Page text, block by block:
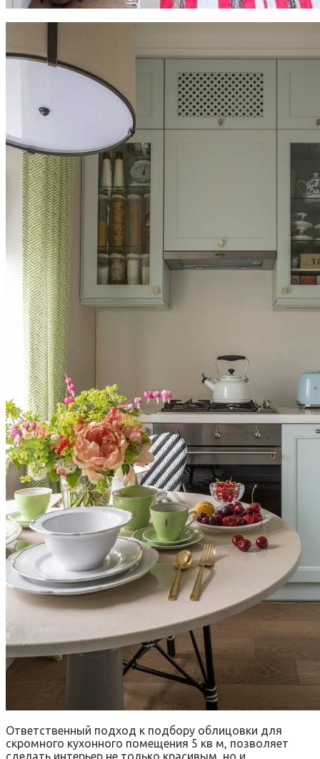
Ответственный подход к подбору облицовки для
скромного кухонного помещения 5 кв м, позволяет
сделать интерьер не только красивым, но и